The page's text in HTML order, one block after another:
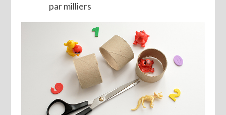
par milliers